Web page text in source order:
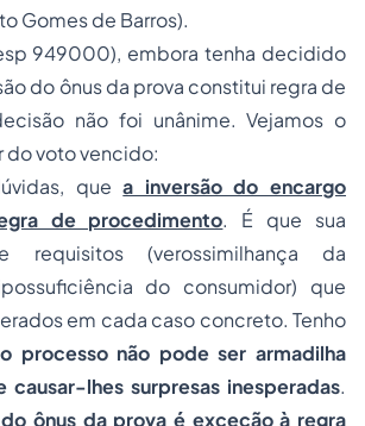
Gomes de Barros).
949000), embora tenha decidido
do ônus da prova constitui regra de
não foi unânime. Vejamos o
do voto vencido:
quea inversão do encargo
de procedimento. É que sua
requisitos (verossimilhança da
do consumidor) que
em cada caso concreto. Tenho
o processo não pode ser armadilha
causar-lhes surpresas inesperadas.
ônus da prova é exceçãoà regra